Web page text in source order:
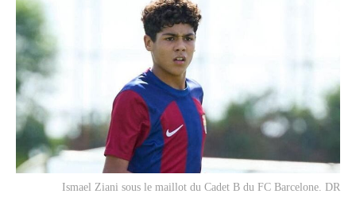
Ismael Ziani sous le maillot du Cadet B du FC Barcelone. DR